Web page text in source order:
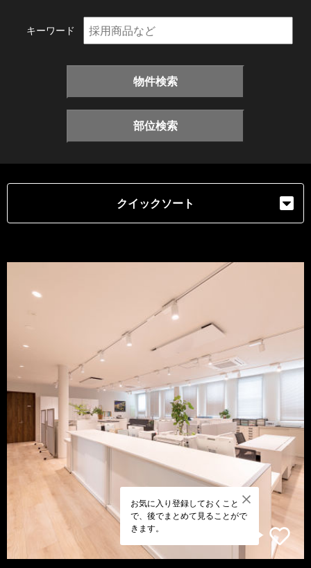
キーワード
物件検索
部位検索
クイックソート
お気に入り登録しておくこと
で、後でまとめて見ることがで
きます。